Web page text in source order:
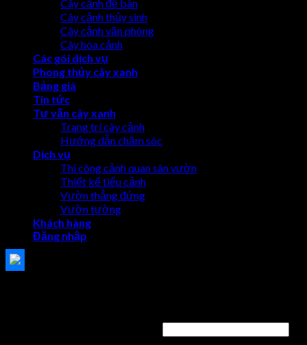
Cây cảnh để bàn
Cây cảnh thủy sinh
Cây cảnh văn phòng
Cây hoa cảnh
Các gói dịch vụ
Phong thủy cây xanh
Bảng giá
Tin tức
Tư vấn cây xanh
Trang trí cây cảnh
Hướng dẫn chăm sóc
Dịch vụ
Thi công cảnh quan sân vườn
Thiết kế tiểu cảnh
Vườn thẳng đứng
Vườn tường
Khách hàng
Đăng nhập